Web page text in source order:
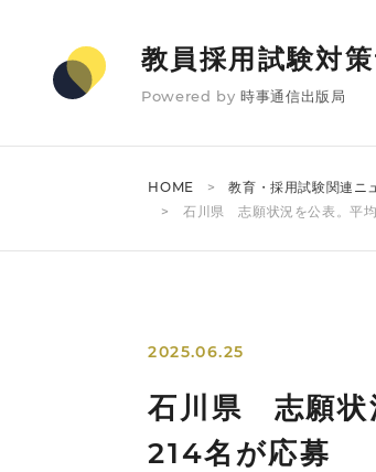
教員採用試験対
Powered by 時事通信出版局
HOME
教育・採用試験関連ニ
石川県 志願状況を公表。平
2025.06.25
石川県 志願状
214名が応募